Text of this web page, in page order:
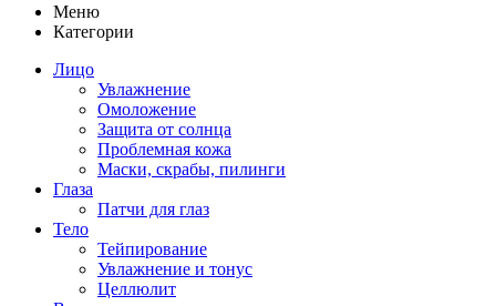
Меню
Категории
Лицо
Увлажнение
Омоложение
Защита от солнца
Проблемная кожа
Маски, скрабы, пилинги
Глаза
Патчи для глаз
Тело
Тейпирование
Увлажнение и тонус
Целлюлит